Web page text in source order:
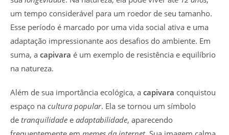
um tempo considerável para um roedor de seu tamanho.
Esse período é marcado por uma vida social ativa e uma
adaptação impressionante aos desafios do ambiente. Em
suma, a capivara é um exemplo de resistência e equilíbrio
na natureza.
Além de sua importância ecológica, a capivara conquistou
espaço na cultura popular. Ela se tornou um símbolo
de tranquilidade e adaptabilidade, aparecendo